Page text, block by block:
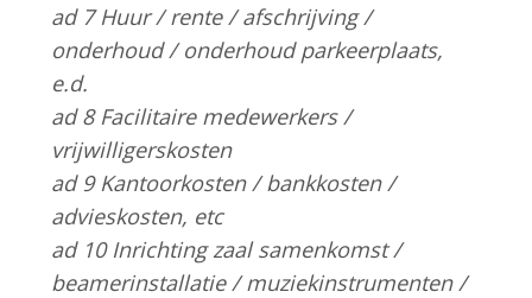
ad 7 Huur / rente / afschrijving /
onderhoud / onderhoud parkeerplaats,
e.d.
ad 8 Facilitaire medewerkers /
vrijwilligerskosten
ad 9 Kantoorkosten / bankkosten /
advieskosten, etc
ad 10 Inrichting zaal samenkomst /
beamerinstallatie / muziekinstrumenten /